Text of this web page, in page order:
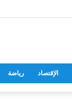
الإقتصاد رياضة